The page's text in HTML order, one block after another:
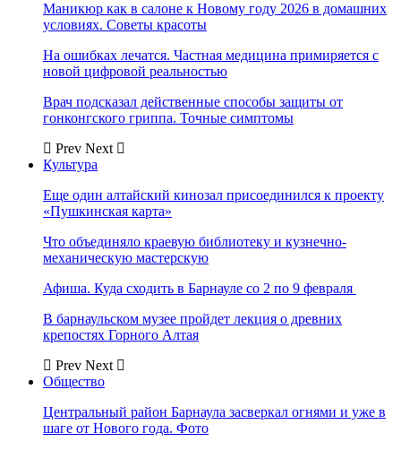
Маникюр как в салоне к Новому году 2026 в домашних
условиях. Советы красоты
На ошибках лечатся. Частная медицина примиряется с
новой цифровой реальностью
Врач подсказал действенные способы защиты от
гонконгского гриппа. Точные симптомы
Prev Next
Культура
Еще один алтайский кинозал присоединился к проекту
«Пушкинская карта»
Что объединяло краевую библиотеку и кузнечно-
механическую мастерскую
Афиша. Куда сходить в Барнауле со 2 по 9 февраля
В барнаульском музее пройдет лекция о древних
крепостях Горного Алтая
Prev Next
Общество
Центральный район Барнаула засверкал огнями и уже в
шаге от Нового года. Фото